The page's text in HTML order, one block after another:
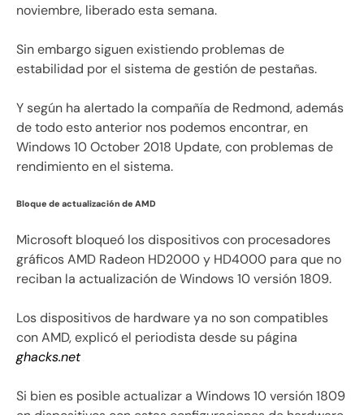
noviembre, liberado esta semana.
Sin embargo siguen existiendo problemas de
estabilidad por el sistema de gestión de pestañas.
Y según ha alertado la compañía de Redmond, además
de todo esto anterior nos podemos encontrar, en
Windows 10 October 2018 Update, con problemas de
rendimiento en el sistema.
Bloque de actualización de AMD
Microsoft bloqueó los dispositivos con procesadores
gráficos AMD Radeon HD2000 y HD4000 para que no
reciban la actualización de Windows 10 versión 1809.
Los dispositivos de hardware ya no son compatibles
con AMD, explicó el periodista desde su página
ghacks.net
Si bien es posible actualizar a Windows 10 versión 1809